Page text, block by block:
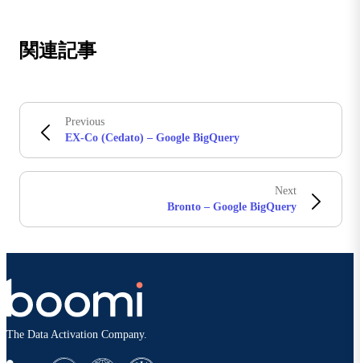
関連記事
Previous
EX-Co (Cedato) – Google BigQuery
Next
Bronto – Google BigQuery
The Data Activation Company.